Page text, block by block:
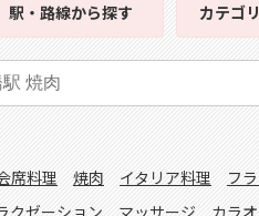
駅・路線から探す カテゴ
席料理 焼肉 イタリア料理
フ